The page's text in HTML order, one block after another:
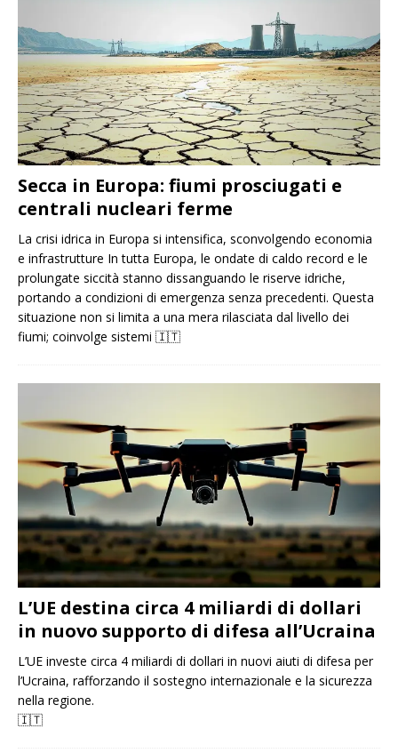
Secca in Europa: fiumi prosciugati e
centrali nucleari ferme
La crisi idrica in Europa si intensifica, sconvolgendo economia
e infrastrutture In tutta Europa, le ondate di caldo record e le
prolungate siccità stanno dissanguando le riserve idriche,
portando a condizioni di emergenza senza precedenti. Questa
situazione non si limita a una mera rilasciata dal livello dei
fiumi; coinvolge sistemi 🇮🇹
L’UE destina circa 4 miliardi di dollari
in nuovo supporto di difesa all’Ucraina
L’UE investe circa 4 miliardi di dollari in nuovi aiuti di difesa per
l’Ucraina, rafforzando il sostegno internazionale e la sicurezza
nella regione.
🇮🇹